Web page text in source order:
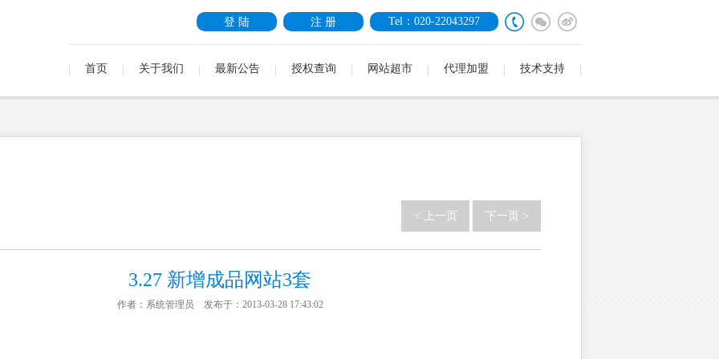
Tel：020-22043297
注 册
登 陆
首页 关于我们 最新公告 授权查询 网站超市 代理加盟 技术支持
下一页 >
< 上一页
3.27 新增成品网站3套
作者：系统管理员 发布于：2013-03-28 17:43:02